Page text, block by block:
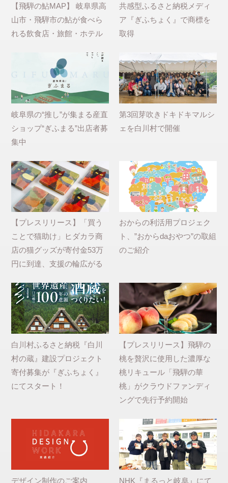
【飛騨の鮎MAP】 岐阜県高
山市・飛騨市の鮎が食べら
れる飲食店・旅館・ホテル
共感型ふるさと納税メディ
ア『ぎふちょく』で商標を
取得
岐阜県の“推し”が集まる産直
ショップ“ぎふまる”出店者募
集中
第3回芽吹きドキドキマルシ
ェを白川村で開催
【プレスリリース】「買う
ことで猫助け」ヒダカラ商
店の猫グッズが寄付金53万
円に到達、支援の輪広がる
おからの利活用プロジェク
ト、”おからdaおやつ”の取組
のご紹介
白川村ふるさと納税『白川
村の蔵』建設プロジェクト
寄付募集が『ぎふちょく』
にてスタート！
【プレスリリース】飛騨の
桃を贅沢に使用した濃厚な
桃リキュール「飛騨の華
桃」がクラウドファンディ
ングで先行予約開始
デザイン制作のご案内
NHK『まるっと岐阜』にて